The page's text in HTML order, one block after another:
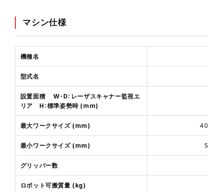
マシン仕様
機種名
型式名
設置面積 W・D：レーザスキャナー監視エ
リア H：標準姿勢時 (mm)
最大ワークサイズ (mm) 400 ×
最小ワークサイズ (mm) 50 ×
グリッパー数
ロボット可搬質量 (kg)